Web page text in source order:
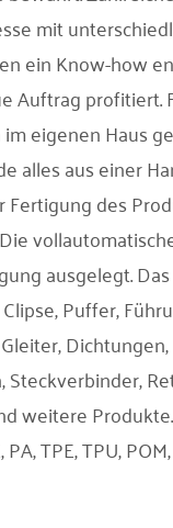
mit
ein Know-how
Auftrag profitiert.
eigenen Haus
alles aus einer
Fertigung des
ausgelegt.
Puffer,
weitere
TPE, TPU,